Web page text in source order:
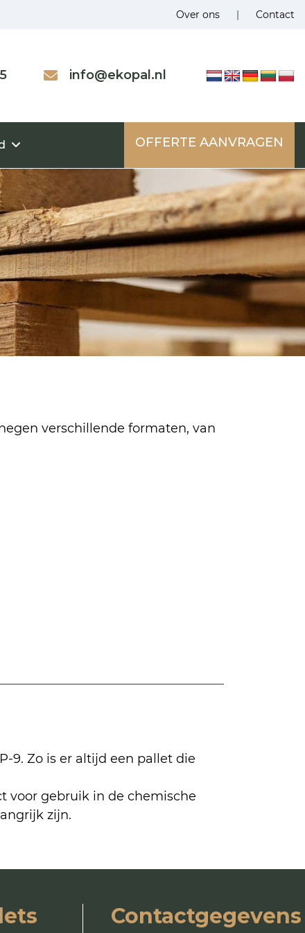
Over ons | Contact
info@ekopal.nl
OFFERTE AANVRAGEN
verschillende formaten, van
9. Zo is er altijd een pallet die
voor gebruik in de chemische
zijn.
Contactgegevens